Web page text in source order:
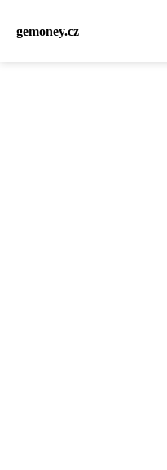
gemoney.cz